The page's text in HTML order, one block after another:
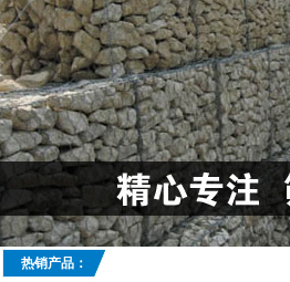
热销产品：